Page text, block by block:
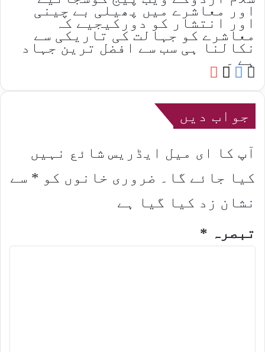
اور معاشرے میں پھیلی بے چینی
اور انتشار کو دورکیجیے کہ
معاشرے کو جہالت کی تاریکی سے
نکالنا ہی سب سے افضل ترین جہاد
ہے ۔
Website
Facebook
X
جواب دیں
آپ کا ای میل ایڈریس شائع نہیں
کیا جائے گا۔
ضروری خانوں کو * سے
نشان زد کیا گیا ہے
تبصرہ *